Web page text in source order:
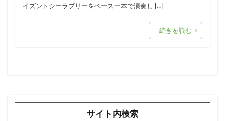
イズントシーラブリーをベース一本で演奏し […]
続きを読む
サイト内検索